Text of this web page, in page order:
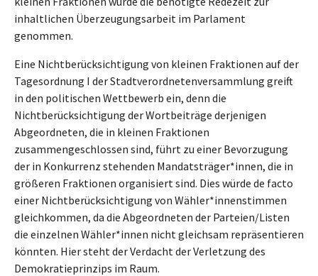
inhaltlichen Überzeugungsarbeit im Parlament
genommen.
Eine Nichtberücksichtigung von kleinen Fraktionen auf der
Tagesordnung I der Stadtverordnetenversammlung greift
in den politischen Wettbewerb ein, denn die
Nichtberücksichtigung der Wortbeiträge derjenigen
Abgeordneten, die in kleinen Fraktionen
zusammengeschlossen sind, führt zu einer Bevorzugung
der in Konkurrenz stehenden Mandatsträger*innen, die in
größeren Fraktionen organisiert sind. Dies würde de facto
einer Nichtberücksichtigung von Wähler*innenstimmen
gleichkommen, da die Abgeordneten der Parteien/Listen
die einzelnen Wähler*innen nicht gleichsam repräsentieren
könnten. Hier steht der Verdacht der Verletzung des
Demokratieprinzips im Raum.